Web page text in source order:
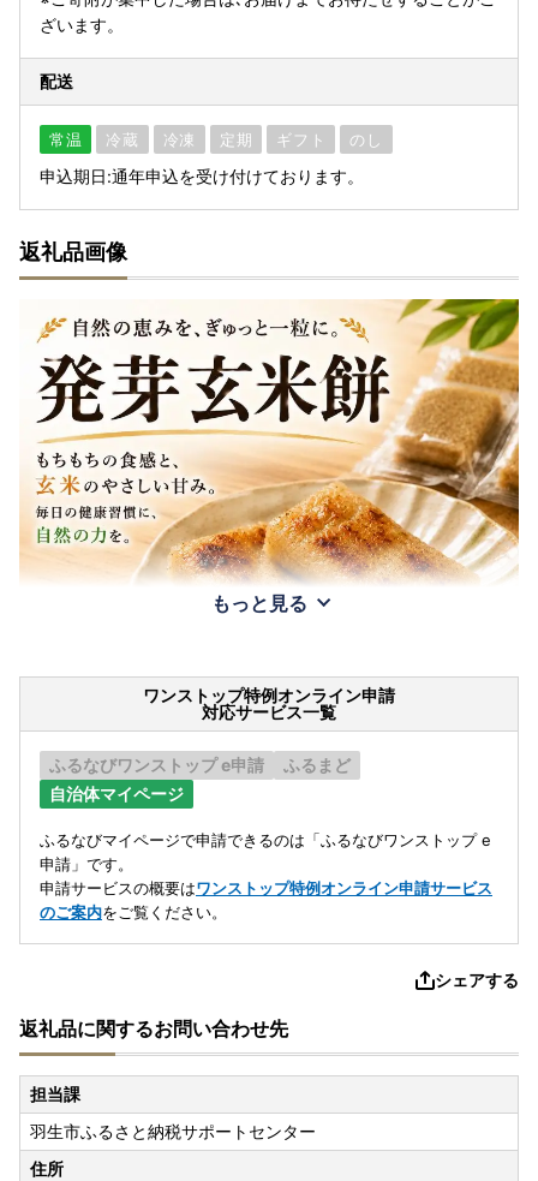
ざいます。
配送
常温 冷蔵 冷凍 定期 ギフト のし
申込期日:通年申込を受け付けております。
返礼品画像
もっと見る
ワンストップ特例オンライン申請
対応サービス一覧
ふるなびワンストップ e申請
ふるまど
自治体マイページ
ふるなびマイページで申請できるのは「ふるなびワンストップ e
申請」です。
申請サービスの概要はワンストップ特例オンライン申請サービス
のご案内をご覧ください。
シェアする
返礼品に関するお問い合わせ先
担当課
羽生市ふるさと納税サポートセンター
住所